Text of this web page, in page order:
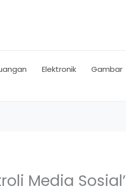
Elektronik Gambar
Media Sosial’